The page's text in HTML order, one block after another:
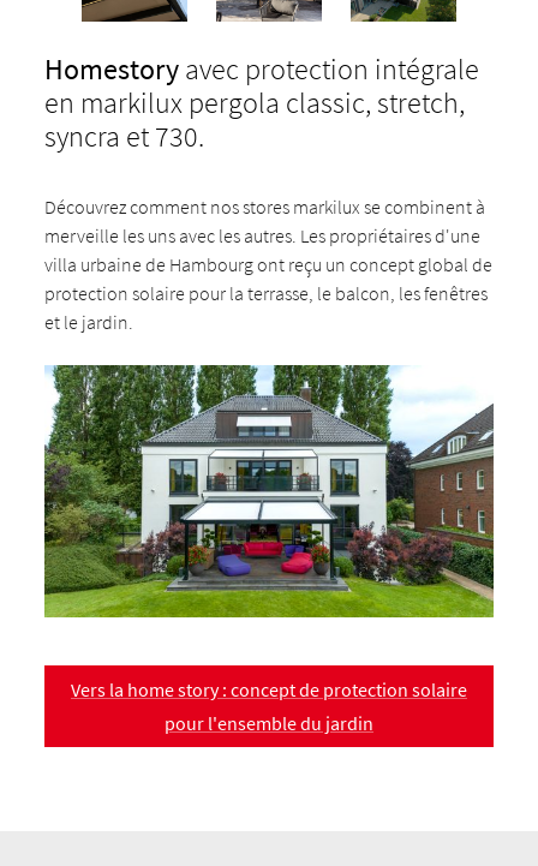
Homestoryavec protection intégrale
en markilux pergola classic, stretch,
syncra et 730.
Découvrez comment nos stores markilux se combinent à
merveille les uns avec les autres. Les propriétaires d'une
villa urbaine de Hambourg ont reçu un concept global de
protection solaire pour la terrasse, le balcon, les fenêtres
et le jardin.
Vers la home story : concept de protection solaire
pour l'ensemble du jardin